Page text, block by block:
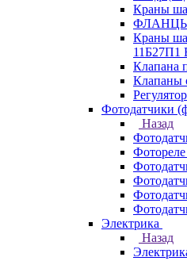
Краны
Краны
Клапана
Клапаны
Фотодатчики
Назад
Электрика
Назад